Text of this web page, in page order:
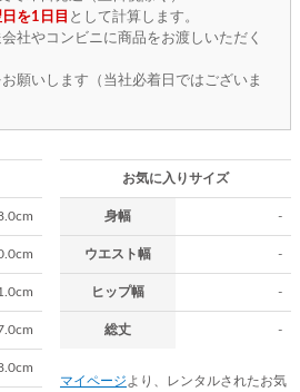
を1日目 として計算します。
社やコンビニに商品をお渡しいただく
願いします（当社必着日ではございま
お気に入りサイズ
身幅 -
ウエスト幅 -
ヒップ幅 -
総丈 -
マイページ より、レンタルされたお気